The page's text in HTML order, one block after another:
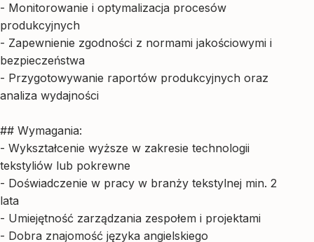
- Monitorowanie i optymalizacja procesów
produkcyjnych
- Zapewnienie zgodności z normami jakościowymi i
bezpieczeństwa
- Przygotowywanie raportów produkcyjnych oraz
analiza wydajności
## Wymagania:
- Wykształcenie wyższe w zakresie technologii
tekstyliów lub pokrewne
- Doświadczenie w pracy w branży tekstylnej min. 2
lata
- Umiejętność zarządzania zespołem i projektami
- Dobra znajomość języka angielskiego